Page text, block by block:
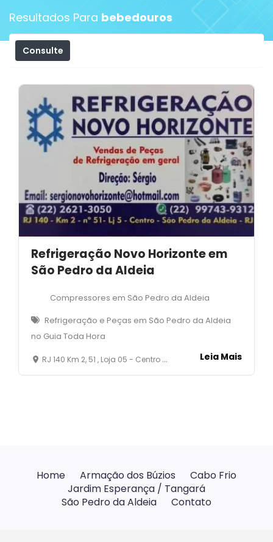
Resultados Para bebedouros
Consulte
Refrigeração Novo Horizonte em
São Pedro da Aldeia
Compressores em São Pedro da Aldeia
Refrigeração e Peças em São Pedro da Aldeia
no Guia Toda Hora
RJ 140 Km 2, 51 , Loja 05 - Centro - São Pedro da Aldeia Leia Mais
Home Armação dos Búzios
Cabo Frio
Jardim Esperança / Tangará
São Pedro da Aldeia
Contato